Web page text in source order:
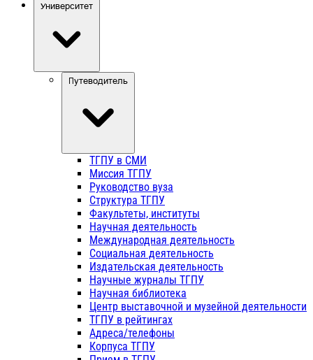
Университет
Путеводитель
ТГПУ в СМИ
Миссия ТГПУ
Руководство вуза
Структура ТГПУ
Факультеты, институты
Научная деятельность
Международная деятельность
Социальная деятельность
Издательская деятельность
Научные журналы ТГПУ
Научная библиотека
Центр выставочной и музейной деятельности
ТГПУ в рейтингах
Адреса/телефоны
Корпуса ТГПУ